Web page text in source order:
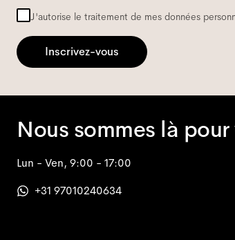
mail
J'autorise le traitement de mes données
Inscrivez-vous
Nous sommes là
Lun - Ven, 9:00 - 17:00
+31 97010240634